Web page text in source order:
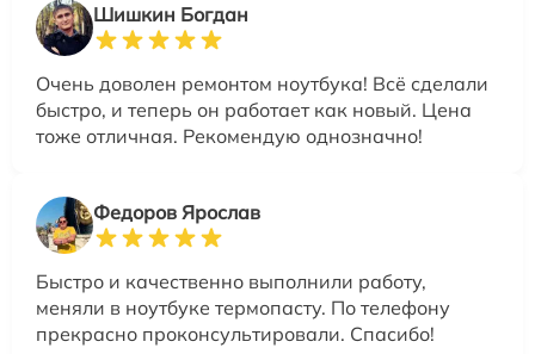
Шишкин Богдан
Очень доволен ремонтом ноутбука! Всё сделали
быстро, и теперь он работает как новый. Цена
тоже отличная. Рекомендую однозначно!
Федоров Ярослав
Быстро и качественно выполнили работу,
меняли в ноутбуке термопасту. По телефону
прекрасно проконсультировали. Спасибо!